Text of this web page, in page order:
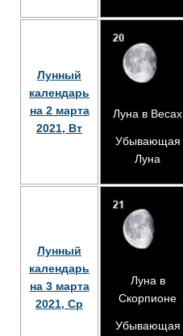
Лунный
календарь
на 2 марта
2021, Вт
Луна в Весах
Убывающая
Луна
Лунный
календарь
на 3 марта
2021, Ср
Луна в
Скорпионе
Убывающая